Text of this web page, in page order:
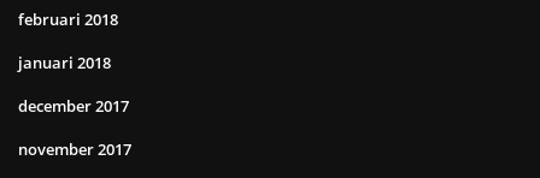
februari 2018
januari 2018
december 2017
november 2017